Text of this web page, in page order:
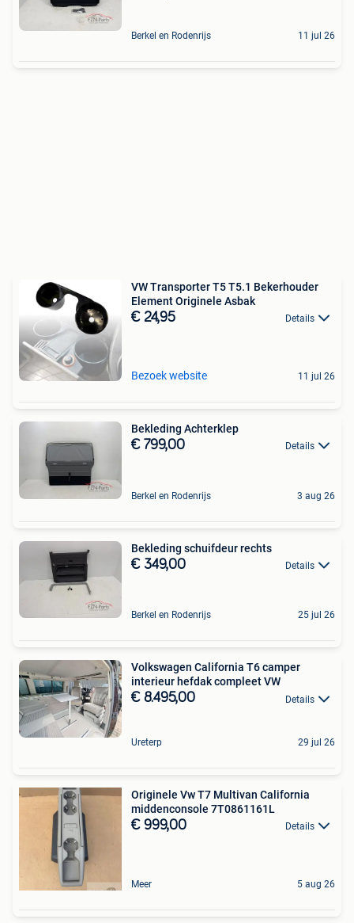
Berkel en Rodenrijs 11 jul 26
VW Transporter T5 T5.1 Bekerhouder
Element Originele Asbak
€ 24,95 Details
Bezoek website 11 jul 26
Bekleding Achterklep
€ 799,00 Details
Berkel en Rodenrijs 3 aug 26
Bekleding schuifdeur rechts
€ 349,00 Details
Berkel en Rodenrijs 25 jul 26
Volkswagen California T6 camper
interieur hefdak compleet VW
€ 8.495,00 Details
Ureterp 29 jul 26
Originele Vw T7 Multivan California
middenconsole 7T0861161L
€ 999,00 Details
Meer 5 aug 26